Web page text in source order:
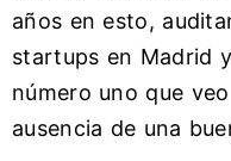
años en esto,
startups en Madrid
número uno que
ausencia de una